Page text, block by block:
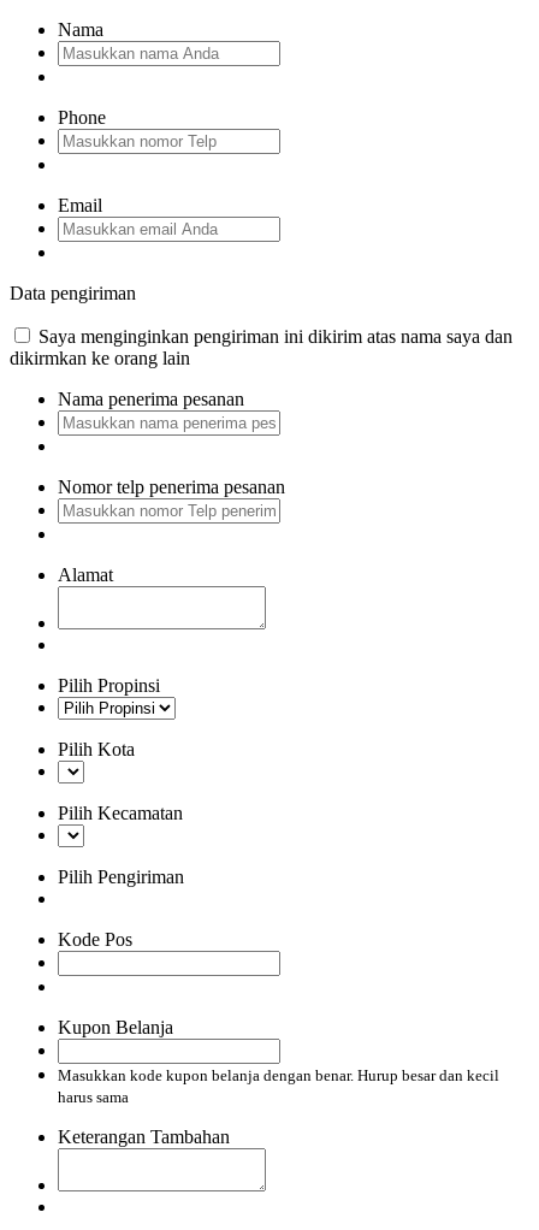
Nama
Phone
Email
Data pengiriman
Saya menginginkan pengiriman ini dikirim atas nama saya dan
dikirmkan ke orang lain
Nama penerima pesanan
Nomor telp penerima pesanan
Alamat
Pilih Propinsi
Pilih Kota
Pilih Kecamatan
Pilih Pengiriman
Kode Pos
Kupon Belanja
Masukkan kode kupon belanja dengan benar. Hurup besar dan kecil
harus sama
Keterangan Tambahan